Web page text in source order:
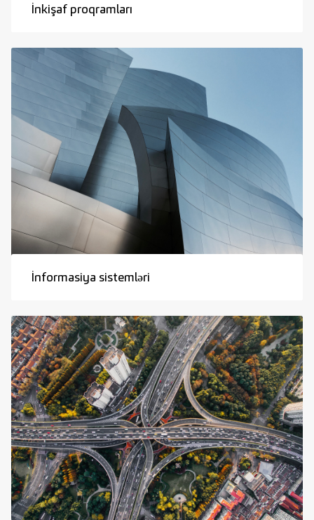
İnkişaf proqramları
İnformasiya sistemləri